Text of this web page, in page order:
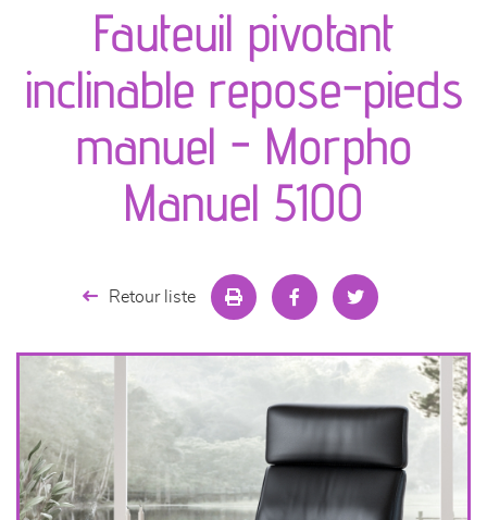
meubles de complément
chambres et dressing
Fauteuil pivotant
inclinable repose-pieds
manuel - Morpho
Manuel 5100
Retour liste